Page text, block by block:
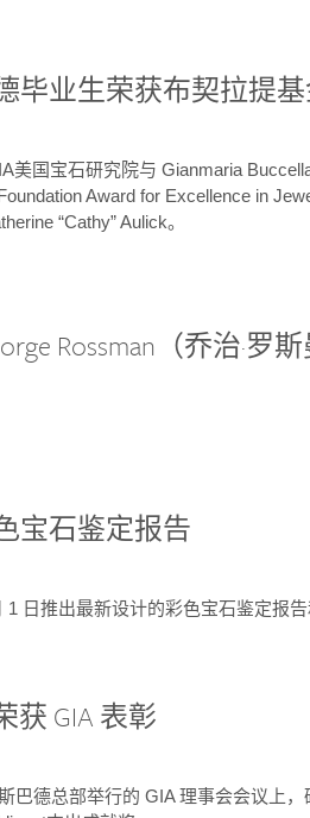
毕业生荣获布契拉提
美国宝石研究院与 Gianmaria
Award for Excellence in
“Cathy” Aulick。
Rossman（乔治·罗
宝石鉴定报告
1 日推出最新设计的彩色宝石鉴定报告
获 GIA 表彰
巴德总部举行的 GIA 理事会会议上